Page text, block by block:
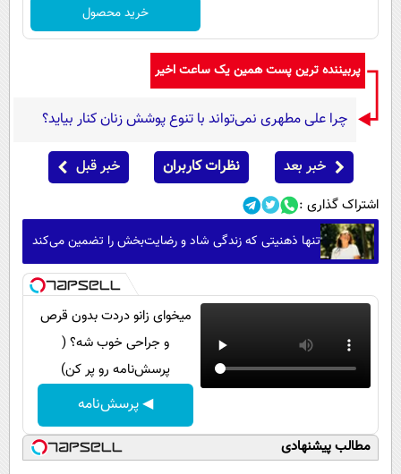
خرید محصول
پربیننده ترین پست همین یک ساعت اخیر
چرا علی مطهری نمی‌تواند با تنوع پوشش زنان کنار بیاید؟
خبر بعد نظرات کاربران خبر قبل
اشتراک گذاری :
تنها ذهنیتی که زندگی شاد و رضایت‌بخش را تضمین می‌کند
میخوای زانو دردت بدون قرص
و جراحی خوب شه؟ (
پرسش‌نامه رو پر کن)
◀ پرسش‌نامه
مطالب پیشنهادی